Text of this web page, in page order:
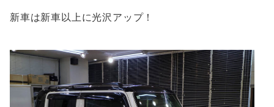
新車は新車以上に光沢アップ！